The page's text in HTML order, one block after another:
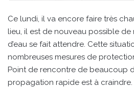
Ce lundi, il va encore faire très
lieu, il est de nouveau possible
d’eau se fait attendre. Cette
nombreuses mesures de
Point de rencontre de beaucoup
propagation rapide est à craindre.